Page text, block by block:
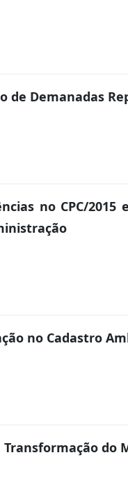
de Demanadas
no CPC/
no Cadastro
Transformação